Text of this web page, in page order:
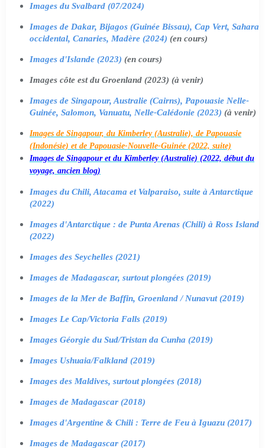
Images du Svalbard (07/2024)
Images de Dakar, Bijagos (Guinée Bissau), Cap Vert, Sahara
occidental, Canaries, Madère (2024) (en cours)
Images d'Islande (2023) (en cours)
Images côte est du Groenland (2023) (à venir)
Images de Singapour, Australie (Cairns), Papouasie Nelle-
Guinée, Salomon, Vanuatu, Nelle-Calédonie (2023) (à venir)
Images de Singapour, du Kimberley (Australie), de Papouasie
(Indonésie) et de Papouasie-Nouvelle-Guinée (2022, suite)
Images de Singapour et du Kimberley (Australie) (2022, début du
voyage, ancien blog)
Images du Chili, Atacama et Valparaiso, suite à Antarctique
(2022)
Images d'Antarctique : de Punta Arenas (Chili) à Ross Island
(2022)
Images des Seychelles (2021)
Images de Madagascar, surtout plongées (2019)
Images de la Mer de Baffin, Groenland / Nunavut (2019)
Images Le Cap/Victoria Falls (2019)
Images Géorgie du Sud/Tristan da Cunha (2019)
Images Ushuaia/Falkland (2019)
Images des Maldives, surtout plongées (2018)
Images de Madagascar (2018)
Images d'Argentine & Chili : Terre de Feu à Iguazu (2017)
Images de Madagascar (2017)